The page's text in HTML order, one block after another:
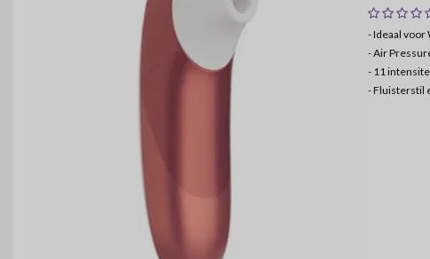
- Ideaal
-Air
- 11
-Fluisterstil